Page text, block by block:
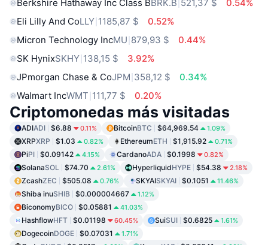
Berkshire Hathaway Inc Class BBRK.B 521,37 $
0.54%
Eli Lilly And CoLLY 1185,87 $
0.52%
Micron Technology IncMU 879,93 $
0.44%
SK HynixSKHY 138,15 $
3.92%
JPmorgan Chase & CoJPM 358,12 $
0.34%
Walmart IncWMT 111,77 $ 0.20%
Criptomonedas más visitadas
ADIADI $6.88 0.11% BitcoinBTC $64,969.54 1.09%
XRPXRP $1.03 0.82% EthereumETH $1,915.92 0.71%
PiPI $0.09142 4.15% CardanoADA $0.1998 0.82%
SolanaSOL $74.70 2.61% HyperliquidHYPE $54.38 2.18%
ZcashZEC $505.08 0.76% SKYAISKYAI $0.1051 11.46%
Shiba inuSHIB $0.000004667 1.12%
BiconomyBICO $0.05881 41.03%
HashflowHFT $0.01198 60.45% SuiSUI $0.6825 1.61%
DogecoinDOGE $0.07031 1.71%